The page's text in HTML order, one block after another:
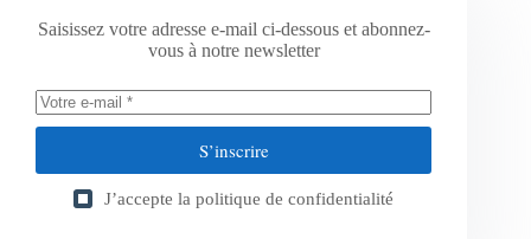
Saisissez votre adresse e-mail ci-dessous et abonnez-
vous à notre newsletter
S’inscrire
J’accepte la politique de confidentialité